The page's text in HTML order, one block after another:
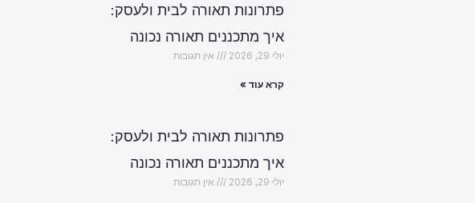
פתרונות תאורה לבית ולעסק:
איך מתכננים תאורה נכונה
יולי 29, 2026 אין תגובות
קרא עוד »
פתרונות תאורה לבית ולעסק:
איך מתכננים תאורה נכונה
יולי 29, 2026 אין תגובות